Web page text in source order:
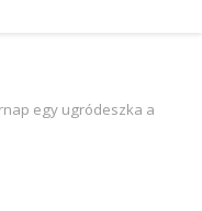
egy ugródeszka a